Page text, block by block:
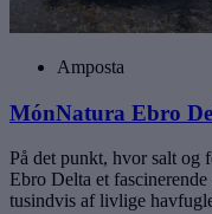
Amposta
MónNatura Ebro
På det punkt, hvor salt og
Ebro Delta et
tusindvis af livlige